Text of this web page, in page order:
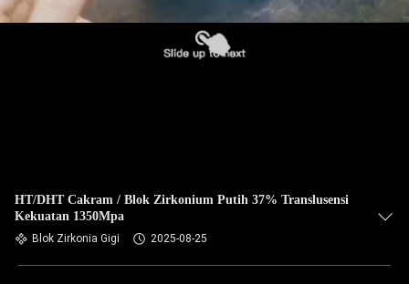
HT/DHT Cakram / Blok Zirkonium Putih 37% Translusensi
Kekuatan 1350Mpa
Blok Zirkonia Gigi 2025-08-25